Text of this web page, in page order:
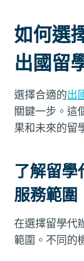
如何選
出國留
選擇合適的出
關鍵一步。這
果和未來的留
了解留學
服務範圍
在選擇留學代
範圍。不同的